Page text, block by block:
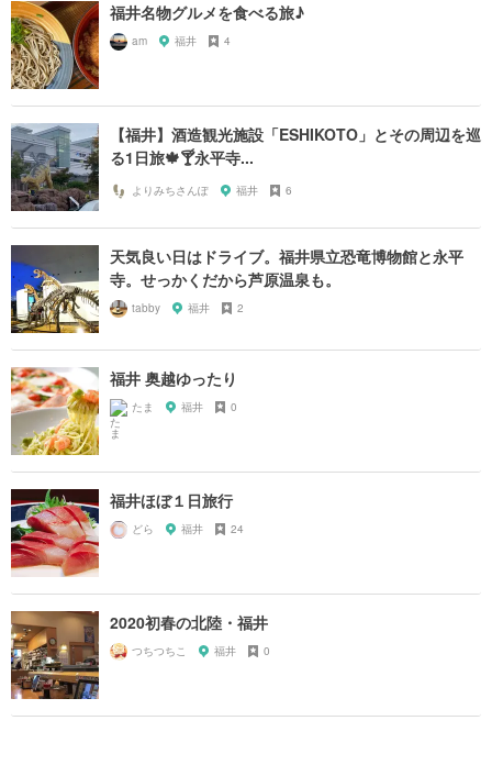
福井名物グルメを食べる旅♪
am 福井 4
【福井】酒造観光施設「ESHIKOTO」とその周辺を巡
る1日旅🍁🍸永平寺...
よりみちさんぽ 福井 6
天気良い日はドライブ。福井県立恐竜博物館と永平
寺。せっかくだから芦原温泉も。
tabby 福井 2
福井 奥越ゆったり
たま 福井 0
福井ほぼ１日旅行
どら 福井 24
2020初春の北陸・福井
つちつちこ 福井 0